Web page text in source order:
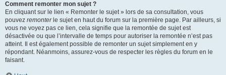
Comment remonter mon sujet ?
En cliquant sur le lien « Remonter le sujet » lors de sa consultation, vous
pouvez remonterle sujet en haut du forum sur la première page. Par ailleurs, si
vous ne voyez pas ce lien, cela signifie que la remontée de sujet est
désactivée ou que l’intervalle de temps pour autoriser la remontée n’est pas
atteint. Il est également possible de remonter un sujet simplement en y
répondant. Néanmoins, assurez-vous de respecter les règles du forum en le
faisant.